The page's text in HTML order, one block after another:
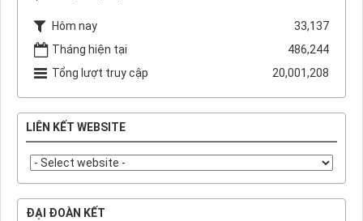
Hôm nay
33,137
Tháng hiện tại
486,244
Tổng lượt truy cập
20,001,208
LIÊN KẾT WEBSITE
ĐẠI ĐOÀN KẾT